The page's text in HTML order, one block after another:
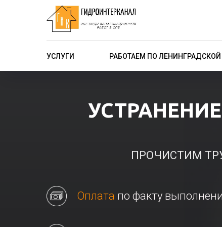
УСЛУГИ РАБОТАЕМ ПО ЛЕНИНГРАДСКОЙ
Оплата по факту
ПРОЧИСТИМ